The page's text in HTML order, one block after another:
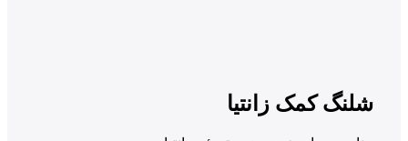
شلنگ کمک زانتیا